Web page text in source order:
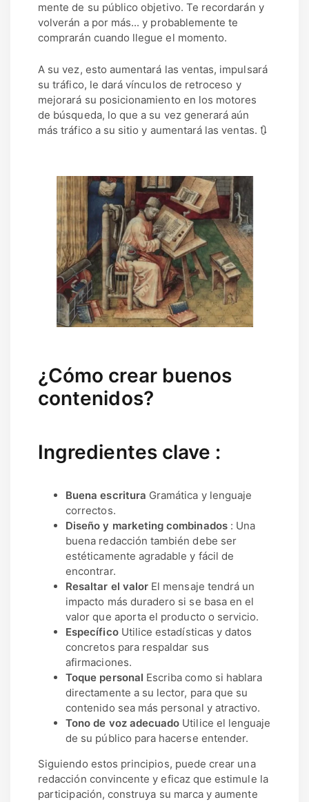
mente de su público objetivo. Te recordarán y
volverán a por más... y probablemente te
comprarán cuando llegue el momento.
A su vez, esto aumentará las ventas, impulsará
su tráfico, le dará vínculos de retroceso y
mejorará su posicionamiento en los motores
de búsqueda, lo que a su vez generará aún
más tráfico a su sitio y aumentará las ventas. 🔃
¿Cómo crear buenos
contenidos?
Ingredientes clave :
Buena escritura Gramática y lenguaje
correctos.
Diseño y marketing combinados: Una
buena redacción también debe ser
estéticamente agradable y fácil de
encontrar.
Resaltar el valor El mensaje tendrá un
impacto más duradero si se basa en el
valor que aporta el producto o servicio.
EspecíficoUtilice estadísticas y datos
concretos para respaldar sus
afirmaciones.
Toque personal Escriba como si hablara
directamente a su lector, para que su
contenido sea más personal y atractivo.
Tono de voz adecuado Utilice el lenguaje
de su público para hacerse entender.
Siguiendo estos principios, puede crear una
redacción convincente y eficaz que estimule la
participación, construya su marca y aumente